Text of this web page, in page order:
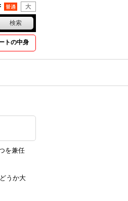
:
トの中身
を兼任
うか大